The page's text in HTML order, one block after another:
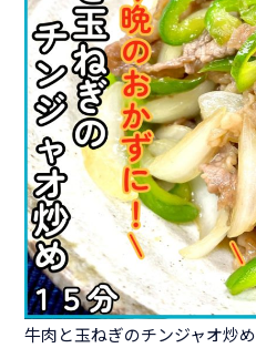
牛肉と玉ねぎのチンジャオ炒め